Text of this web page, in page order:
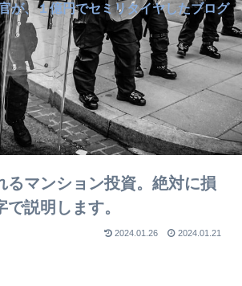
が、１億円でセミリタイヤしたブログ
るマンション投資。絶対に損
説明します。
2024.01.26 2024.01.21